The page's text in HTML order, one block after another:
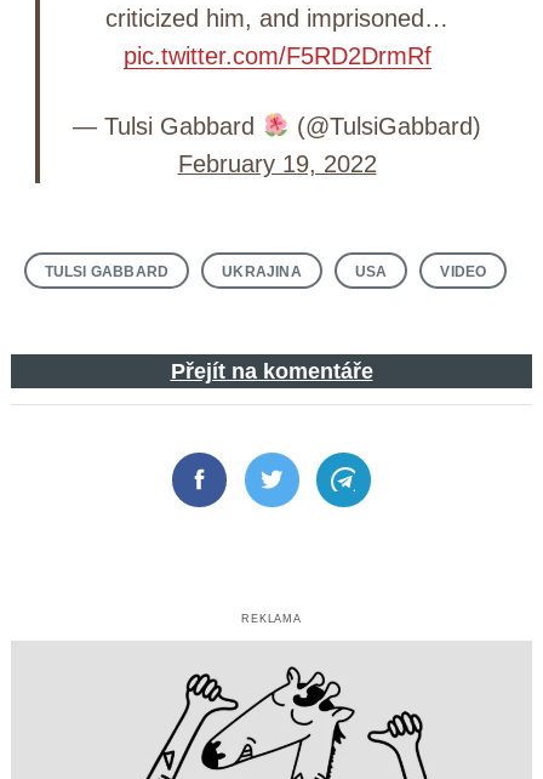
criticized him, and imprisoned…
pic.twitter.com/F5RD2DrmRf
— Tulsi Gabbard
(@TulsiGabbard)
February 19, 2022
TULSI GABBARD UKRAJINA USA VIDEO
Přejít na komentáře
FacebookTwitter Telegram
REKLAMA